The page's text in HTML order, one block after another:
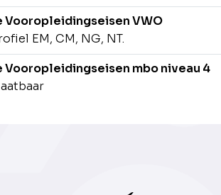
VWO
EM, CM, NG, NT.
mbo niveau 4